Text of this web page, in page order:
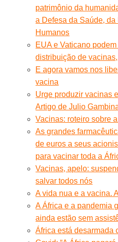
patrimônio da
a Defesa da Saúde,
Humanos
EUA e Vaticano
distribuição de
E agora vamos nos
vacina
Urge produzir vacinas
Artigo de Julio
Vacinas: roteiro sobre
As grandes
de euros a seus
para vacinar toda a
Vacinas, apelo:
salvar todos nós
A vida nua e a vacina.
A África e a pandemia
ainda estão sem
África está desarmada